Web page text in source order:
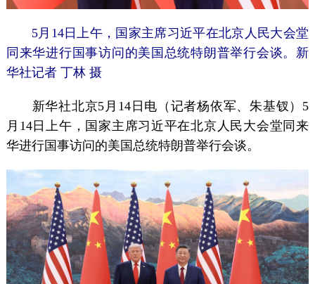
5月14日上午，国家主席习近平在北京人民大会堂
同来华进行国事访问的美国总统特朗普举行会谈。新
华社记者 丁林 摄
新华社北京5月14日电（记者杨依军、朱基钗）5
月14日上午，国家主席习近平在北京人民大会堂同来
华进行国事访问的美国总统特朗普举行会谈。